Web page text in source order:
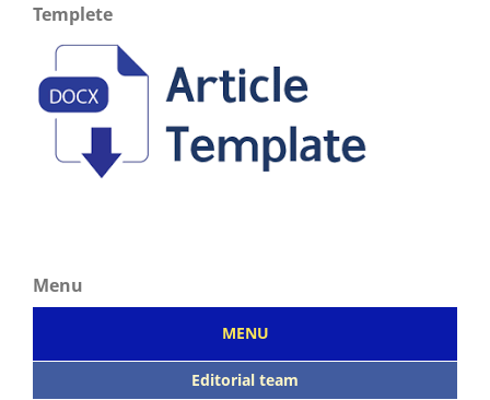
Templete
Menu
MENU
Editorial team